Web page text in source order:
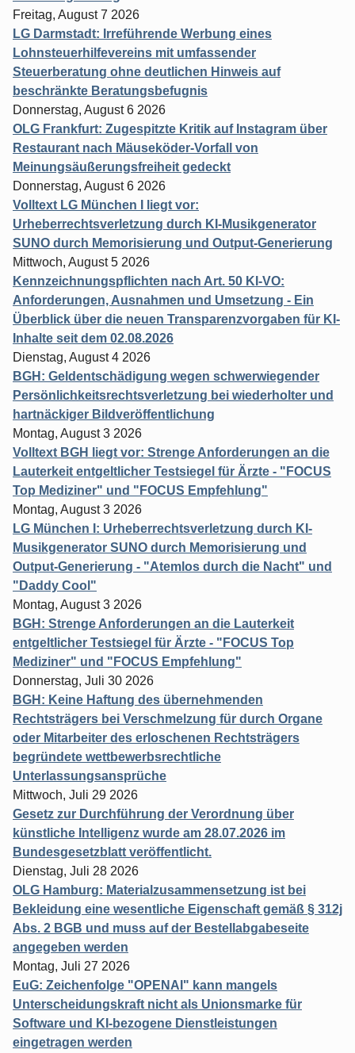
Freitag, August 7 2026
LG Darmstadt: Irreführende Werbung eines
Lohnsteuerhilfevereins mit umfassender
Steuerberatung ohne deutlichen Hinweis auf
beschränkte Beratungsbefugnis
Donnerstag, August 6 2026
OLG Frankfurt: Zugespitzte Kritik auf Instagram über
Restaurant nach Mäuseköder-Vorfall von
Meinungsäußerungsfreiheit gedeckt
Donnerstag, August 6 2026
Volltext LG München I liegt vor:
Urheberrechtsverletzung durch KI-Musikgenerator
SUNO durch Memorisierung und Output-Generierung
Mittwoch, August 5 2026
Kennzeichnungspflichten nach Art. 50 KI-VO:
Anforderungen, Ausnahmen und Umsetzung - Ein
Überblick über die neuen Transparenzvorgaben für KI-
Inhalte seit dem 02.08.2026
Dienstag, August 4 2026
BGH: Geldentschädigung wegen schwerwiegender
Persönlichkeitsrechtsverletzung bei wiederholter und
hartnäckiger Bildveröffentlichung
Montag, August 3 2026
Volltext BGH liegt vor: Strenge Anforderungen an die
Lauterkeit entgeltlicher Testsiegel für Ärzte - "FOCUS
Top Mediziner" und "FOCUS Empfehlung"
Montag, August 3 2026
LG München I: Urheberrechtsverletzung durch KI-
Musikgenerator SUNO durch Memorisierung und
Output-Generierung - "Atemlos durch die Nacht" und
"Daddy Cool"
Montag, August 3 2026
BGH: Strenge Anforderungen an die Lauterkeit
entgeltlicher Testsiegel für Ärzte - "FOCUS Top
Mediziner" und "FOCUS Empfehlung"
Donnerstag, Juli 30 2026
BGH: Keine Haftung des übernehmenden
Rechtsträgers bei Verschmelzung für durch Organe
oder Mitarbeiter des erloschenen Rechtsträgers
begründete wettbewerbsrechtliche
Unterlassungsansprüche
Mittwoch, Juli 29 2026
Gesetz zur Durchführung der Verordnung über
künstliche Intelligenz wurde am 28.07.2026 im
Bundesgesetzblatt veröffentlicht.
Dienstag, Juli 28 2026
OLG Hamburg: Materialzusammensetzung ist bei
Bekleidung eine wesentliche Eigenschaft gemäß § 312j
Abs. 2 BGB und muss auf der Bestellabgabeseite
angegeben werden
Montag, Juli 27 2026
EuG: Zeichenfolge "OPENAI" kann mangels
Unterscheidungskraft nicht als Unionsmarke für
Software und KI-bezogene Dienstleistungen
eingetragen werden